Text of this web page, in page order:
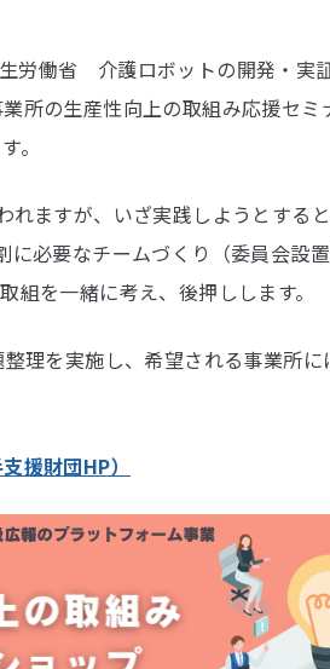
働省 介護ロボットの開発・実
所の生産性向上の取組み応援セ
。
ますが、いざ実践しようとする
必要なチームづくり（委員会設
を一緒に考え、後押しします。
理を実施し、希望される事業所
援財団HP）